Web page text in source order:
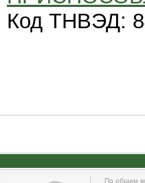
Код ТНВЭД:
По общим